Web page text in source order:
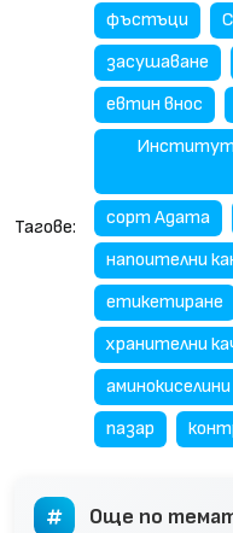
Тагове:
фъстъци
засушаване
евтин внос
Институт
сорт Адата
напоителни
етикетиране
хранителни
аминокиселини
пазар
Още по